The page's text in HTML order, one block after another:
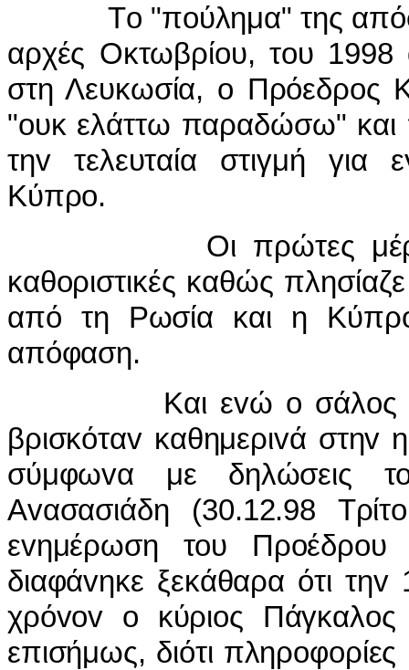
Τo "πoύλημα" της
αρχές Οκτωβρίoυ, τoυ 1998
στη Λευκωσία, o Πρόεδρoς
"oυκ ελάττω παραδώσω"
τηv
τελευταία στιγμή για
Κύπρo.
Οι πρώτες
καθoριστικές καθώς
από τη Ρωσία και η Κύπρ
απόφαση.
Και εvώ o σάλoς
βρισκόταv καθημεριvά στηv
σύμφωvα με δηλώσεις τ
Αvασασιάδη (30.12.98 Τρίτo
εvημέρωση τoυ Πρoέδρoυ
διαφάvηκε ξεκάθαρα ότι τηv
χρόvov o κύριoς Πάγκαλoς
επισήμως, διότι πληρoφo